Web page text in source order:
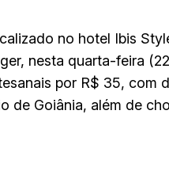
no hotel Ibis
nesta quarta-feira
por R$ 35, com
de Goiânia, além de